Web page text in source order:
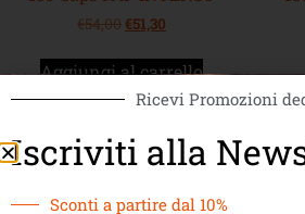
€54,00 €51,30
Aggiungi al carrello
Ricevi Promozioni
Iscriviti alla
Sconti a partire dal 10%